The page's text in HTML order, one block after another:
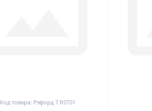
Код товара: Рэфорд 7 RST01